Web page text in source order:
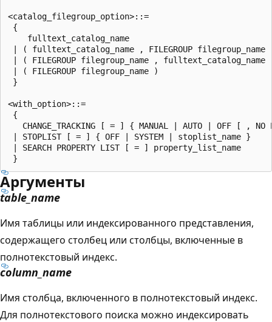
<catalog_filegroup_option>::=
{
    fulltext_catalog_name
| ( fulltext_catalog_name , FILEGROUP filegroup_name
| ( FILEGROUP filegroup_name , fulltext_catalog_name
| ( FILEGROUP filegroup_name )
}
<with_option>::=
{
CHANGE_TRACKING [ = ] { MANUAL | AUTO | OFF [ , NO
| STOPLIST [ = ] { OFF | SYSTEM | stoplist_name }
| SEARCH PROPERTY LIST [ = ] property_list_name
Аргументы
table_name
Имя таблицы или индексированного представления,
содержащего столбец или столбцы, включенные в
полнотекстовый индекс.
column_name
Имя столбца, включенного в полнотекстовый индекс.
Для полнотекстового поиска можно индексировать